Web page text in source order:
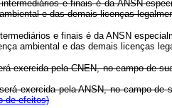
e finais é da ANSN
ambiental e das demais licenças
e finais é da ANSN
ambiental e das demais licenças
exercida pela CNEN, no campo de
exercida pela ANSN, no campo
de efeitos)